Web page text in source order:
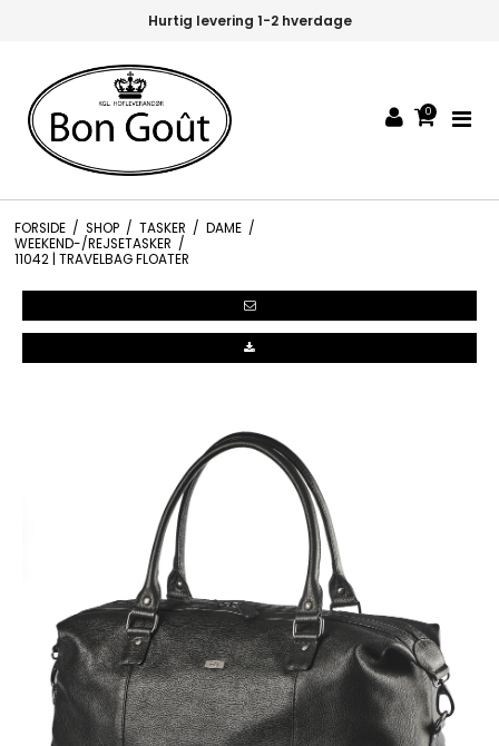
Hurtig levering 1-2 hverdage
0
FORSIDE / SHOP / TASKER / DAME /
WEEKEND-/REJSETASKER /
11042 | TRAVELBAG FLOATER